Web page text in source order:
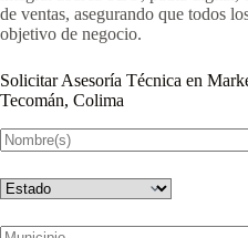
de ventas, asegurando que todos
objetivo de negocio.
Solicitar Asesoría Técnica en
Tecomán, Colima